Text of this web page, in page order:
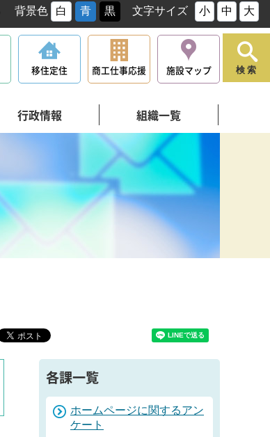
背景色 白 青 黒 文字サイズ 小 中 大
移住定住 商工仕事応援 施設マップ
行政情報 組織一覧
検索
各課一覧
ホームページに関するアン
ケート